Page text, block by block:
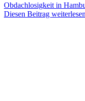
Obdachlosigkeit in
Diesen Beitrag